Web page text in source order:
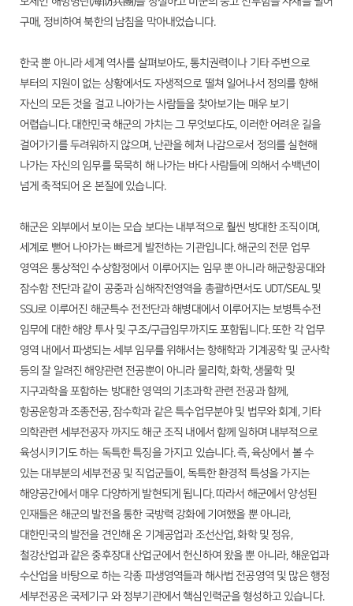
구매, 정비하여 북한의 남침을 막아내었습니다.
한국 뿐 아니라 세계 역사를 살펴보아도, 통치권력이나 기타 주변으로
부터의 지원이 없는 상황에서도 자생적으로 떨쳐 일어나서 정의를 향해
자신의 모든 것을 걸고 나아가는 사람들을 찾아보기는 매우 보기
어렵습니다. 대한민국 해군의 가치는 그 무엇보다도, 이러한 어려운 길을
걸어가기를 두려워하지 않으며, 난관을 헤쳐 나감으로서 정의를 실현해
나가는 자신의 임무를 묵묵히 해 나가는 바다 사람들에 의해서 수백년이
넘게 축적되어 온 본질에 있습니다.
해군은 외부에서 보이는 모습 보다는 내부적으로 훨씬 방대한 조직이며,
세계로 뻗어 나아가는 빠르게 발전하는 기관입니다. 해군의 전문 업무
영역은 통상적인 수상함정에서 이루어지는 임무 뿐 아니라 해군항공대와
잠수함 전단과 같이 공중과 심해작전영역을 총괄하면서도 UDT/SEAL 및
SSU로 이루어진 해군특수 전전단과 해병대에서 이루어지는 보병특수전
임무에 대한 해양 투사 및 구조/구급임무까지도 포함됩니다. 또한 각 업무
영역 내에서 파생되는 세부 임무를 위해서는 항해학과 기계공학 및 군사학
등의 잘 알려진 해양관련 전공뿐이 아니라 물리학, 화학, 생물학 및
지구과학을 포함하는 방대한 영역의 기초과학 관련 전공과 함께,
항공운항과 조종전공, 잠수학과 같은 특수업무분야 및 법무와 회계, 기타
의학관련 세부전공자 까지도 해군 조직 내에서 함께 일하며 내부적으로
육성시키기도 하는 독특한 특징을 가지고 있습니다. 즉, 육상에서 볼 수
있는 대부분의 세부전공 및 직업군들이, 독특한 환경적 특성을 가지는
해양공간에서 매우 다양하게 발현되게 됩니다. 따라서 해군에서 양성된
인재들은 해군의 발전을 통한 국방력 강화에 기여했을 뿐 아니라,
대한민국의 발전을 견인해 온 기계공업과 조선산업, 화학 및 정유,
철강산업과 같은 중후장대 산업군에서 헌신하여 왔을 뿐 아니라, 해운업과
수산업을 바탕으로 하는 각종 파생영역들과 해사법 전공영역 및 많은 행정
세부전공은 국제기구 와 정부기관에서 핵심인력군을 형성하고 있습니다.